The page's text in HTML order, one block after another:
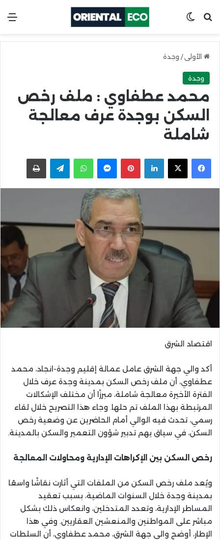
ابحث عنSwitch skin
الأولى / وجدة
وجدة
محمد عطفاوي : ملف رخص
السكن بوجدة عرف معالجة
شاملة
Facebook
X
LinkedIn
Pinterest
Messenger
WhatsApp
Telegramاطبعها
اقتصاد الشرق
أكد والي جهة الشرق عامل عمالة إقليم وجدة-انجاد، محمد
عطفاوي، أن ملف رخص السكن بمدينة وجدة عرف خلال
الفترة الأخيرة معالجة شاملة، مبرزًا أن مختلف الإشكالات
المرتبطة بهذا الملف تم حلها. وجاء هذا التصريح خلال لقاء
رسمي، تحدث فيه الوالي أمام الحاضرين عن وضعية رخص
السكن، في سياق يهم تدبير شؤون التعمير والسكن بالمدينة.
رخص السكن بين الإكراهات الإدارية ومحاولات المعالجة
ويُعد ملف رخص السكن من الملفات التي أثارت نقاشًا واسعًا
بمدينة وجدة خلال السنوات الماضية، بسبب تعقيد
المساطر الإدارية، وتعدد المتدخلين، وانعكاس ذلك بشكل
مباشر على المواطنين والمنعشين العقاريين. وفي هذا
الإطار، أوضح والي جهة الشرق، محمد عطفاوي، أن السلطات